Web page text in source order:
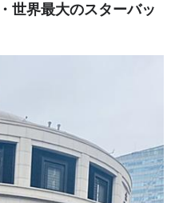
界最大のスターバッ